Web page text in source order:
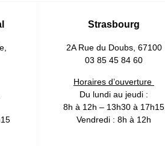
Strasbourg
2A Rue du Doubs, 67100
03 85 45 84 60
Horaires d’ouverture
Du lundi au jeudi :
8h à 12h – 13h30 à 17h15
Vendredi : 8h à 12h